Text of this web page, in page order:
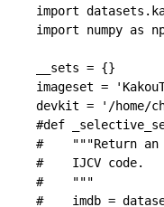
import
import numpy as
__sets = {}
imageset =
devkit = '/home/
#def
#    """Return an
#    IJCV code.
#    """
#    imdb =